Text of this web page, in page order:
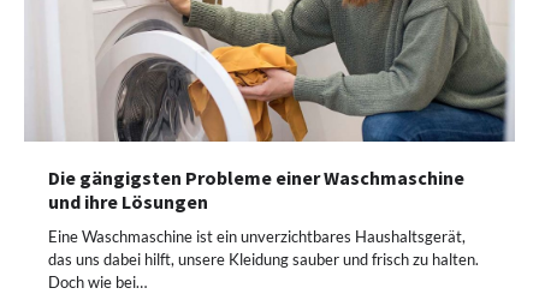
Die gängigsten Probleme einer Waschmaschine
und ihre Lösungen
Eine Waschmaschine ist ein unverzichtbares Haushaltsgerät,
das uns dabei hilft, unsere Kleidung sauber und frisch zu halten.
Doch wie bei…